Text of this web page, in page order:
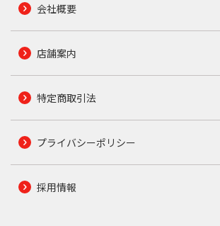
会社概要
店舗案内
特定商取引法
プライバシーポリシー
採用情報